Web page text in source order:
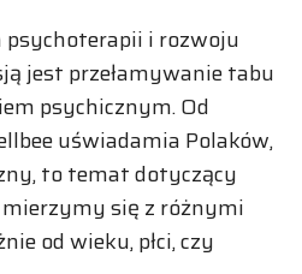
i rozwoju
jest przełamywanie tabu
psychicznym. Od
uświadamia Polaków,
to temat dotyczący
się z różnymi
od wieku, płci, czy